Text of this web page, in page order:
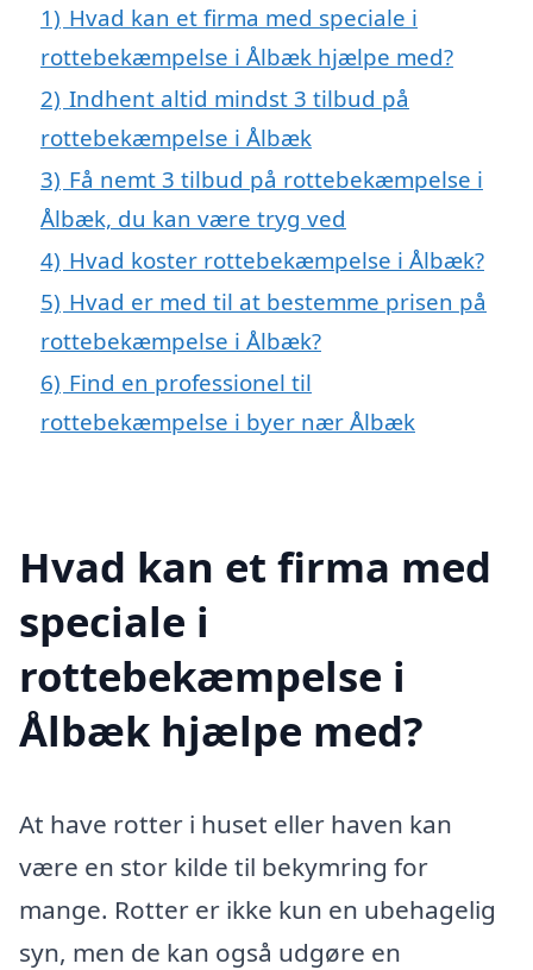
1) Hvad kan et firma med speciale i
rottebekæmpelse i Ålbæk hjælpe med?
2) Indhent altid mindst 3 tilbud på
rottebekæmpelse i Ålbæk
3) Få nemt 3 tilbud på rottebekæmpelse i
Ålbæk, du kan være tryg ved
4) Hvad koster rottebekæmpelse i Ålbæk?
5) Hvad er med til at bestemme prisen på
rottebekæmpelse i Ålbæk?
6) Find en professionel til
rottebekæmpelse i byer nær Ålbæk
Hvad kan et firma med
speciale i
rottebekæmpelse i
Ålbæk hjælpe med?
At have rotter i huset eller haven kan
være en stor kilde til bekymring for
mange. Rotter er ikke kun en ubehagelig
syn, men de kan også udgøre en